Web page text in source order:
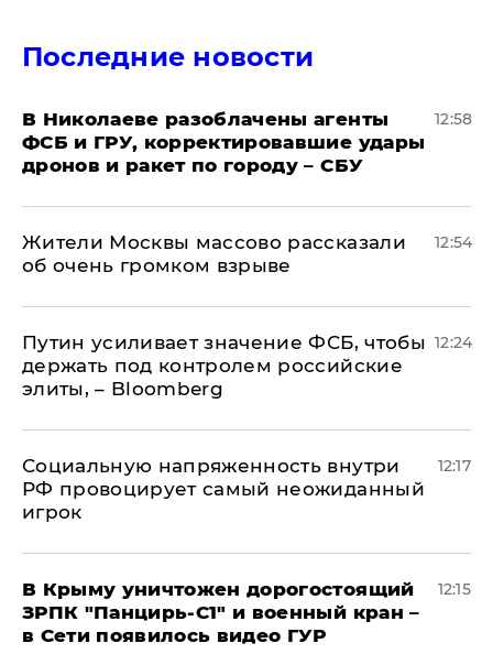
Последние новости
В Николаеве разоблачены агенты
ФСБ и ГРУ, корректировавшие удары
дронов и ракет по городу – СБУ
12:58
Жители Москвы массово рассказали
об очень громком взрыве
12:54
Путин усиливает значение ФСБ, чтобы
держать под контролем российские
элиты, – Bloomberg
12:24
Социальную напряженность внутри
РФ провоцирует самый неожиданный
игрок
12:17
В Крыму уничтожен дорогостоящий
ЗРПК "Панцирь-С1" и военный кран –
в Сети появилось видео ГУР
12:15